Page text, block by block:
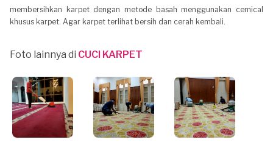
membersihkan karpet dengan metode basah menggunakan cemical
khusus karpet. Agar karpet terlihat bersih dan cerah kembali.
Foto lainnya di CUCI KARPET